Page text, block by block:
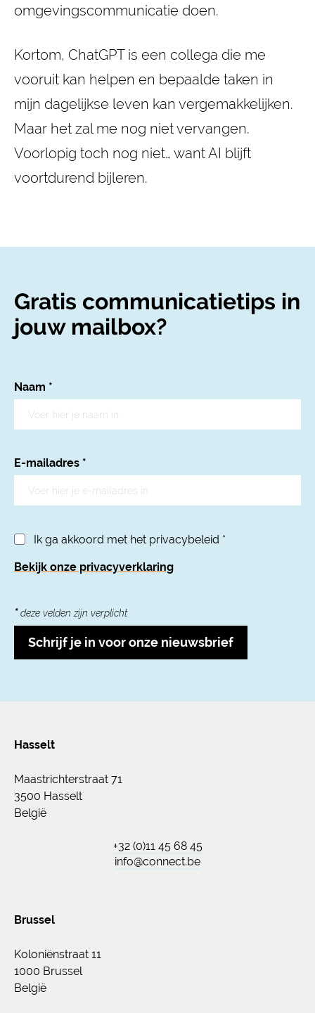
omgevingscommunicatie doen.
Kortom, ChatGPT is een collega die me
vooruit kan helpen en bepaalde taken in
mijn dagelijkse leven kan vergemakkelijken.
Maar het zal me nog niet vervangen.
Voorlopig toch nog niet… want AI blijft
voortdurend bijleren.
Gratis communicatietips in
jouw mailbox?
Naam *
E-mailadres *
Ik ga akkoord met het privacybeleid *
Bekijk onze privacyverklaring
*deze velden zijn verplicht
Schrijf je in voor onze nieuwsbrief
Hasselt
Maastrichterstraat 71
3500 Hasselt
België
+32 (0)11 45 68 45
info@connect.be
Brussel
Koloniënstraat 11
1000 Brussel
België